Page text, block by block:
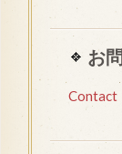
お
Contact